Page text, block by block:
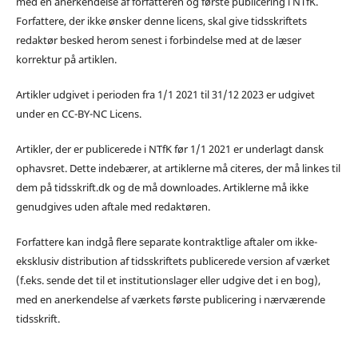
Forfattere, der ikke ønsker denne licens, skal give tidsskriftets
redaktør besked herom senest i forbindelse med at de læser
korrektur på artiklen.
Artikler udgivet i perioden fra 1/1 2021 til 31/12 2023 er udgivet
under en CC-BY-NC Licens.
Artikler, der er publicerede i NTfK før 1/1 2021 er underlagt dansk
ophavsret. Dette indebærer, at artiklerne må citeres, der må linkes til
dem på tidsskrift.dk og de må downloades. Artiklerne må ikke
genudgives uden aftale med redaktøren.
Forfattere kan indgå flere separate kontraktlige aftaler om ikke-
eksklusiv distribution af tidsskriftets publicerede version af værket
(f.eks. sende det til et institutionslager eller udgive det i en bog),
med en anerkendelse af værkets første publicering i nærværende
tidsskrift.